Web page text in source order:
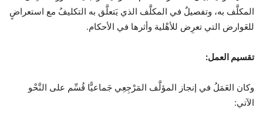
المكلَّف به، وتفصيلٌ في المكلَّف الذي يَتعلَّق به التكليفُ مع استعراضٍ
للعَوارض التي تعرِض للأهْلية وأثرها في الأحكام.
تقسيم العمل:
وكان العَمَلُ في إنجاز المؤلَّف المَرْجِعِي جَماعيًّا قُسِّم على النَّحْو
الآتي: